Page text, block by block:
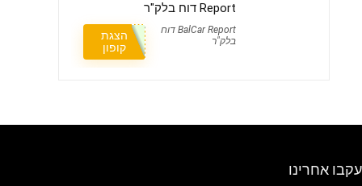
Report דוח בלק"ר
BalCar Report דוח
בלק"ר
הצגת
קופון
עקבו אחרינו